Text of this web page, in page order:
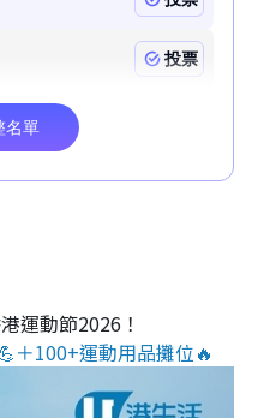
運動節2026！
＋100+運動用品攤位🔥